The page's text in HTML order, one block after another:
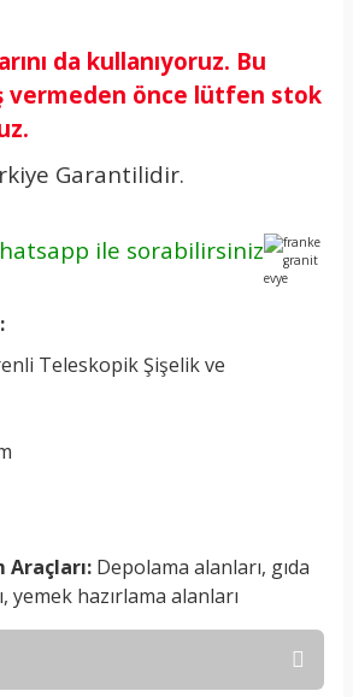
da kullanıyoruz. Bu
vermeden önce lütfen stok
Garantilidir.
ile sorabilirsiniz
Teleskopik Şişelik ve
Araçları: Depolama alanları, gıda
yemek hazırlama alanları